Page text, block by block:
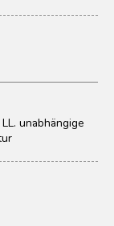
unabhängige